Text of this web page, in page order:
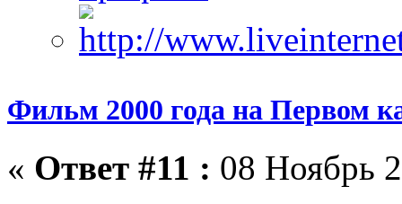
Фильм 2000 года на Первом
« Ответ #11 : 08 Ноябрь